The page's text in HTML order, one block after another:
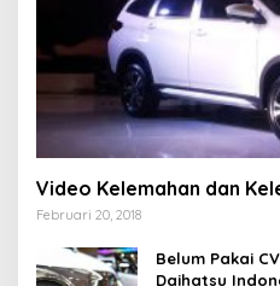
Video Kelemahan dan
Februari 20, 2018
Belum Pakai
Daihatsu